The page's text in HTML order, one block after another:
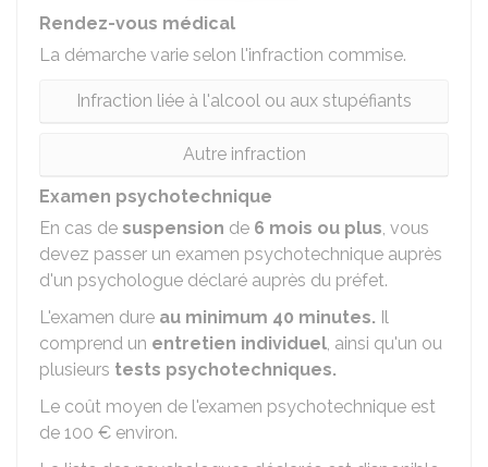
Rendez-vous médical
La démarche varie selon l'infraction commise.
Infraction liée à l'alcool ou aux stupéfiants
Autre infraction
Examen psychotechnique
En cas de suspension de 6 mois ou plus, vous
devez passer un examen psychotechnique auprès
d'un psychologue déclaré auprès du préfet.
L'examen dure au minimum 40 minutes. Il
comprend un entretien individuel, ainsi qu'un ou
plusieurs tests psychotechniques.
Le coût moyen de l'examen psychotechnique est
de 100 € environ.